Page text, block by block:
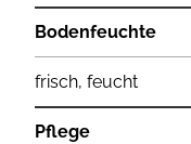
Bodenfeuchte
frisch, feucht
Pflege